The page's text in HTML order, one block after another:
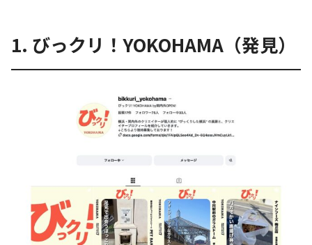
1. びっクリ！YOKOHAMA（発見）